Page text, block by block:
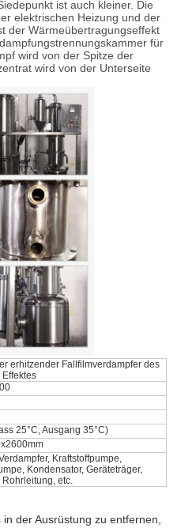
ist auch kleiner. Die
elektrischen Heizung und der
der Wärmeübertragungseffekt
für
wird von der Spitze der
wird von der Unterseite
erhitzender Fallfilmverdampfer des
25°C, Ausgang 35°C)
Kraftstoffpumpe,
Kondensator, Geräteträger,
etc.
der Ausrüstung zu entfernen,